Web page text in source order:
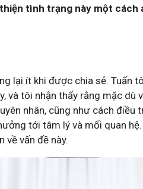
tình trạng này một cách
lại ít khi được chia sẻ. Tuấn
và tôi nhận thấy rằng mặc dù
nhân, cũng như cách điều
tới tâm lý và mối quan hệ.
về vấn đề này.